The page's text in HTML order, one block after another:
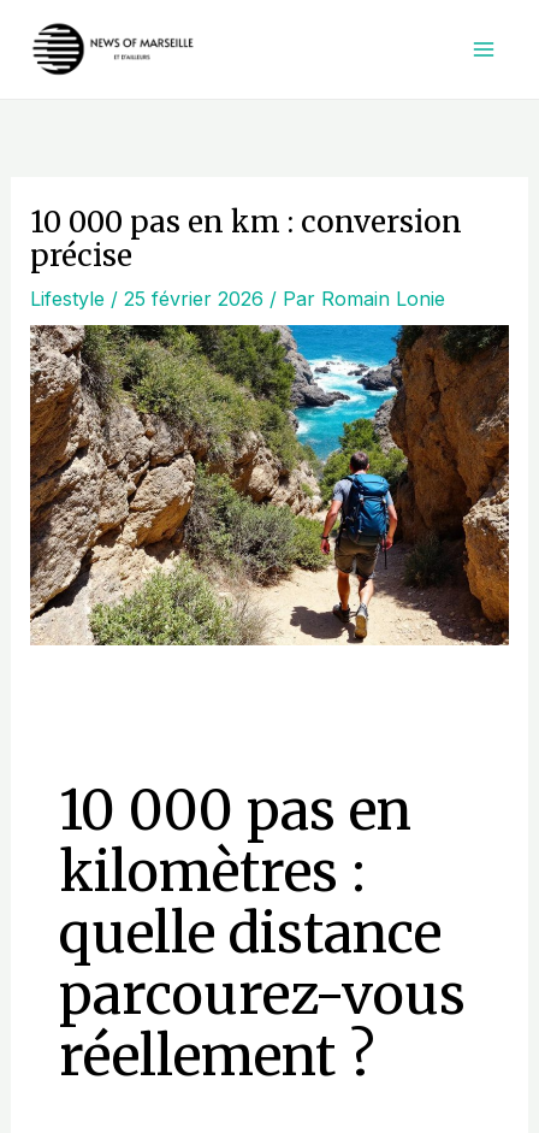
10 000 pas en km : conversion
précise
Lifestyle/ 25 février 2026 / Par Romain Lonie
10 000 pas en
kilomètres :
quelle distance
parcourez-vous
réellement ?